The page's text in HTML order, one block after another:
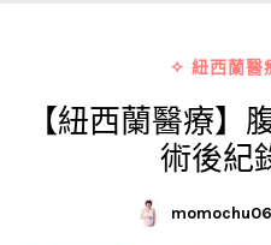
✧ 紐西蘭醫
【紐西蘭醫療】
術後紀